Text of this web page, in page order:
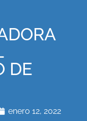
DE
enero 12, 2022